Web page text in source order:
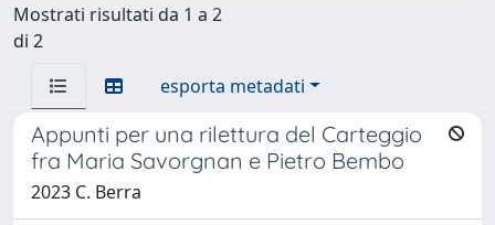
Mostrati risultati da 1 a 2
di 2
esporta metadati
Appunti per una rilettura del Carteggio
fra Maria Savorgnan e Pietro Bembo
2023 C. Berra